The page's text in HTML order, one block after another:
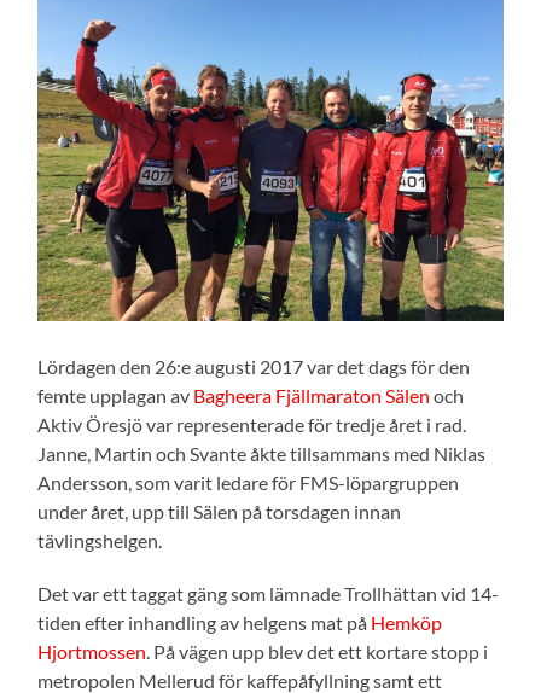
Lördagen den 26:e augusti 2017 var det dags för den
femte upplagan av Bagheera Fjällmaraton Sälen och
Aktiv Öresjö var representerade för tredje året i rad.
Janne, Martin och Svante åkte tillsammans med Niklas
Andersson, som varit ledare för FMS-löpargruppen
under året, upp till Sälen på torsdagen innan
tävlingshelgen.
Det var ett taggat gäng som lämnade Trollhättan vid 14-
tiden efter inhandling av helgens mat på Hemköp
Hjortmossen. På vägen upp blev det ett kortare stopp i
metropolen Mellerud för kaffepåfyllning samt ett